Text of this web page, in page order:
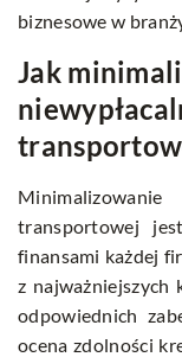
biznesowe w
Jak
transportowej
finansami każdej
z
odpowiednich
ocena zdolności